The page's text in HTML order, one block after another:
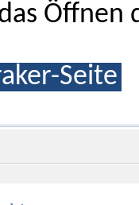
Öffnen
Seite